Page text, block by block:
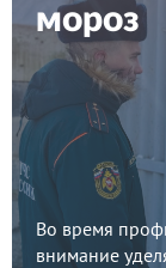
мороз
Во время
внимание